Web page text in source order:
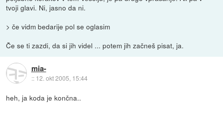
tvoji glavi. Ni, jasno da ni.
> če vidm bedarije pol se oglasim
Če se ti zazdi, da si jih videl ... potem jih začneš pisat, ja.
mia-
:: 12. okt 2005, 15:44
heh, ja koda je končna..